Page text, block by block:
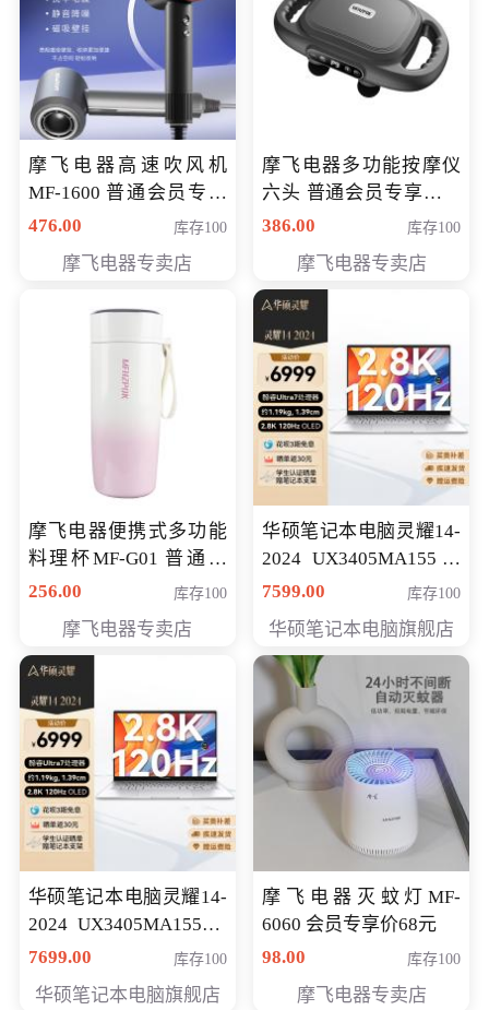
摩飞电器高速吹风机
MF-1600 普通会员专享
价298元
476.00 库存100
摩飞电器专卖店
摩飞电器多功能按摩仪
六头 普通会员专享价格
199元
386.00 库存100
摩飞电器专卖店
摩飞电器便携式多功能
料理杯MF-G01 普通会
员专享价格118元
256.00 库存100
摩飞电器专卖店
华硕笔记本电脑灵耀14-
2024 UX3405MA155冰
川银 oled 智慧轻薄本 会
7599.00 库存100
华硕笔记本电脑旗舰店
华硕笔记本电脑灵耀14-
2024 UX3405MA155夜
空蓝 oled 智慧轻薄本 会
7699.00 库存100
华硕笔记本电脑旗舰店
摩飞电器灭蚊灯MF-
6060 会员专享价68元
98.00
库存100
摩飞电器专卖店